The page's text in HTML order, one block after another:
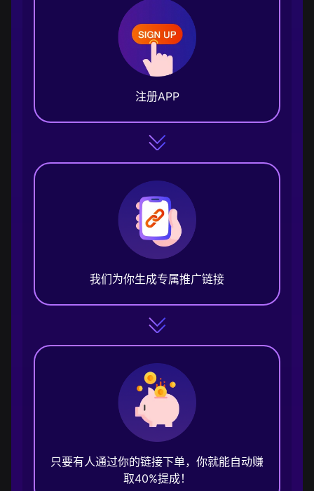
注册APP
我们为你生成专属推广链接
只要有人通过你的链接下单，你就能自动赚
取40%提成！